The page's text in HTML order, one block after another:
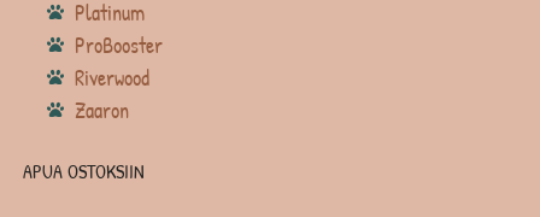
Platinum
ProBooster
Riverwood
Zaaron
APUA OSTOKSIIN